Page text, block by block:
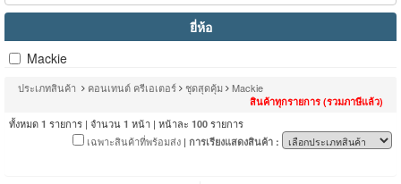
ยี่ห้อ
Mackie
ประเภทสินค้า คอนเทนต์ ครีเอเตอร์ ชุดสุดคุ้ม Mackie
สินค้าทุกรายการ (รวมภาษีแล้ว)
ทั้งหมด 1 รายการ | จำนวน 1 หน้า | หน้าละ 100 รายการ
เฉพาะสินค้าที่พร้อมส่ง | การเรียงแสดงสินค้า :